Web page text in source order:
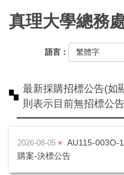
真理大學總務
語言：
最新採購招標公告(如
則表示目前無招標公
2026-08-05
AU115-003O-
購案-決標公告